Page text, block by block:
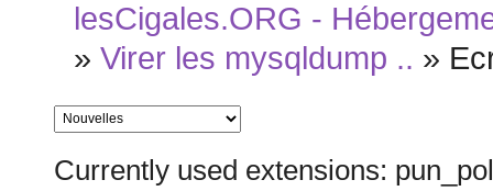
lesCigales.ORG -
»Virer les mysqldump .. »
Currently used extensions: